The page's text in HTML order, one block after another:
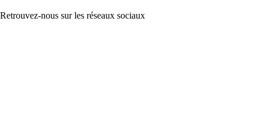
Retrouvez-nous sur les réseaux sociaux